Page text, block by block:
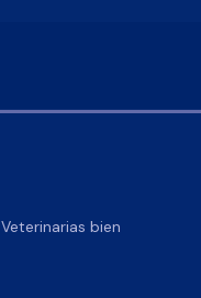
Veterinarias bien